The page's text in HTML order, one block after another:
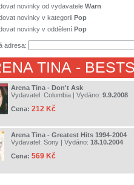
novinky od vydavatele Warn
novinky v kategorii Pop
novinky v oddělení Pop
adresa:
TINA -
Arena Tina - Don't Ask
Vydavatel: Columbia | Vydáno: 9.9.2008
Cena: 212 Kč
Arena Tina - Greatest Hits 1994-2004
Vydavatel: Sony | Vydáno: 18.10.2004
Cena: 569 Kč